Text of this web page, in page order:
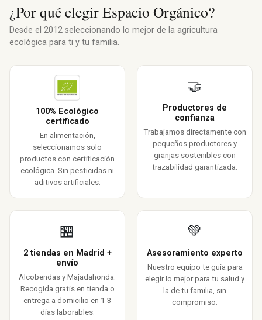
¿Por qué elegir Espacio Orgánico?
Desde el 2012 seleccionando lo mejor de la agricultura
ecológica para ti y tu familia.
100% Ecológico
certificado
En alimentación,
seleccionamos solo
productos con certificación
ecológica. Sin pesticidas ni
aditivos artificiales.
🤝
Productores de
confianza
Trabajamos directamente con
pequeños productores y
granjas sostenibles con
trazabilidad garantizada.
🏪
2 tiendas en Madrid +
envío
Alcobendas y Majadahonda.
Recogida gratis en tienda o
entrega a domicilio en 1-3
días laborables.
💚
Asesoramiento experto
Nuestro equipo te guía para
elegir lo mejor para tu salud y
la de tu familia, sin
compromiso.